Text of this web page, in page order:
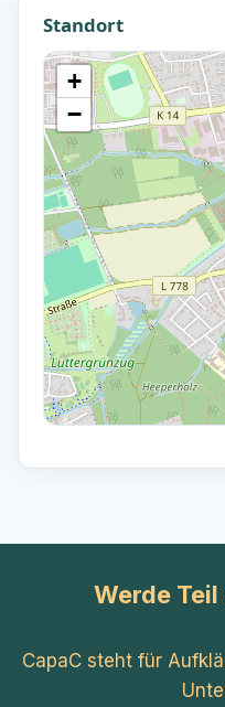
Standort
+
−
Werde
CapaC steht für